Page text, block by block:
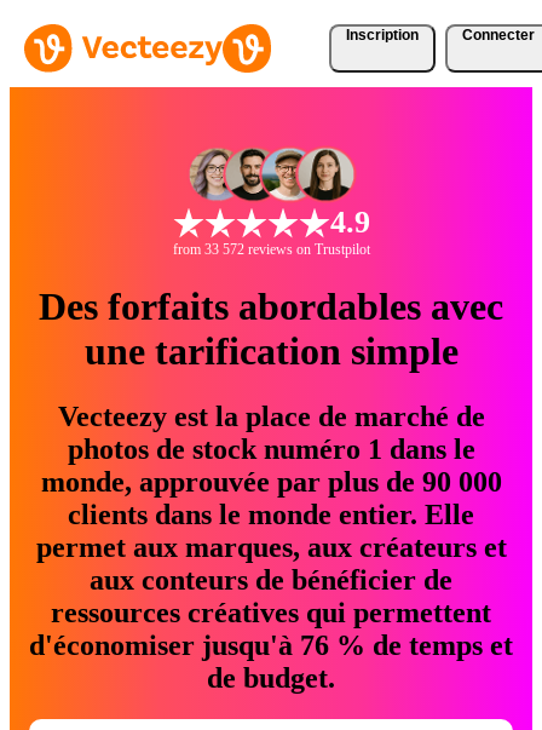
Inscription Connecter
4.9
from 33 572 reviews on Trustpilot
Des forfaits abordables avec
une tarification simple
Vecteezy est la place de marché de
photos de stock numéro 1 dans le
monde, approuvée par plus de 90 000
clients dans le monde entier. Elle
permet aux marques, aux créateurs et
aux conteurs de bénéficier de
ressources créatives qui permettent
d'économiser jusqu'à 76 % de temps et
de budget.